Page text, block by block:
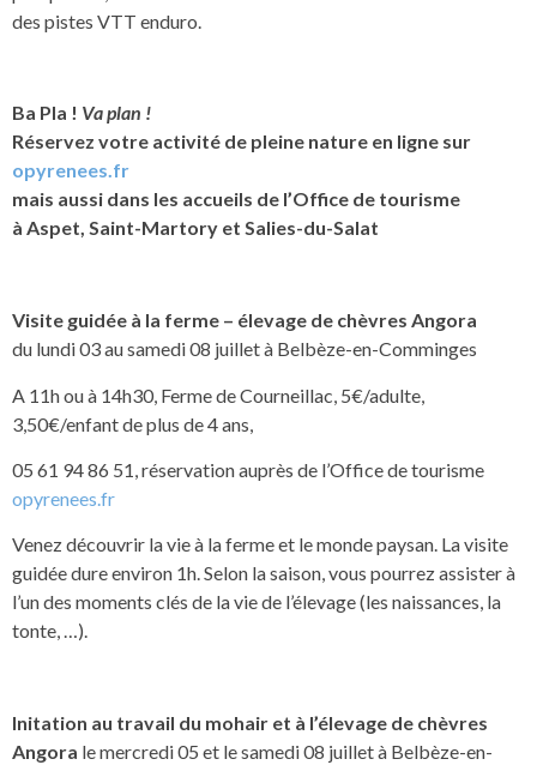
des pistes VTT enduro.
Ba Pla ! Va plan !
Réservez votre activité de pleine nature en ligne sur
opyrenees.fr
mais aussi dans les accueils de l’Office de tourisme
à Aspet, Saint-Martory et Salies-du-Salat
Visite guidée à la ferme – élevage de chèvres Angora
du lundi 03 au samedi 08 juillet à Belbèze-en-Comminges
A 11h ou à 14h30, Ferme de Courneillac, 5€/adulte,
3,50€/enfant de plus de 4 ans,
05 61 94 86 51, réservation auprès de l’Office de tourisme
opyrenees.fr
Venez découvrir la vie à la ferme et le monde paysan. La visite
guidée dure environ 1h. Selon la saison, vous pourrez assister à
l’un des moments clés de la vie de l’élevage (les naissances, la
tonte, …).
Initation au travail du mohair et à l’élevage de chèvres
Angora le mercredi 05 et le samedi 08 juillet à Belbèze-en-